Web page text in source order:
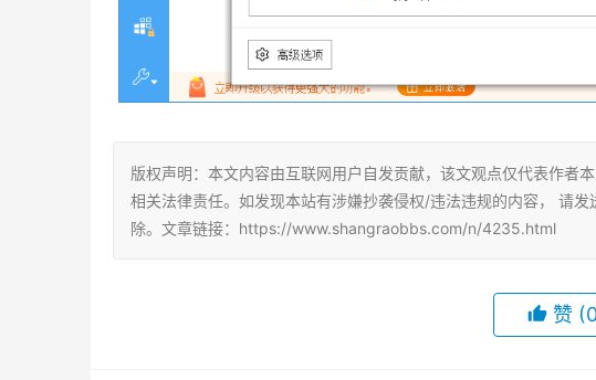
版权声明：本文内容由互联网用户自发贡献，该文观点仅代表作者
相关法律责任。如发现本站有涉嫌抄袭侵权/违法违规的内容， 请
除。文章链接：https://www.shangraobbs.com/n/4235.html
赞